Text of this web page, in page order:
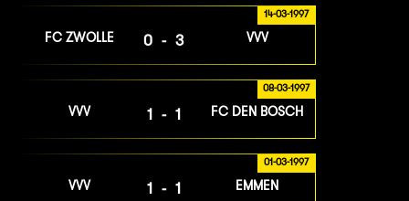
14-03-1997
FC ZWOLLE 0-3 VVV
08-03-1997
VVV 1-1 FC DEN BOSCH
01-03-1997
VVV 1-1 EMMEN